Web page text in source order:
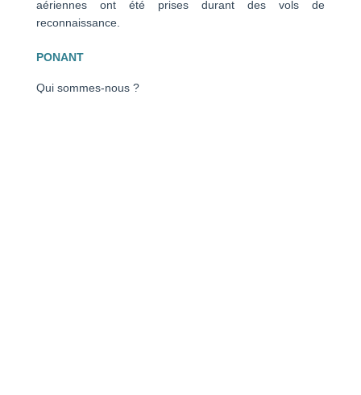
aériennes ont été prises durant des vols de
reconnaissance.
PONANT
Qui sommes-nous ?